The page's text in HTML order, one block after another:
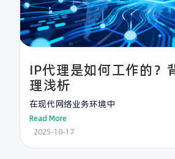
IP代理是如何工作的？
理浅析
在现代网络业务环境中
Read More
2025-10-17